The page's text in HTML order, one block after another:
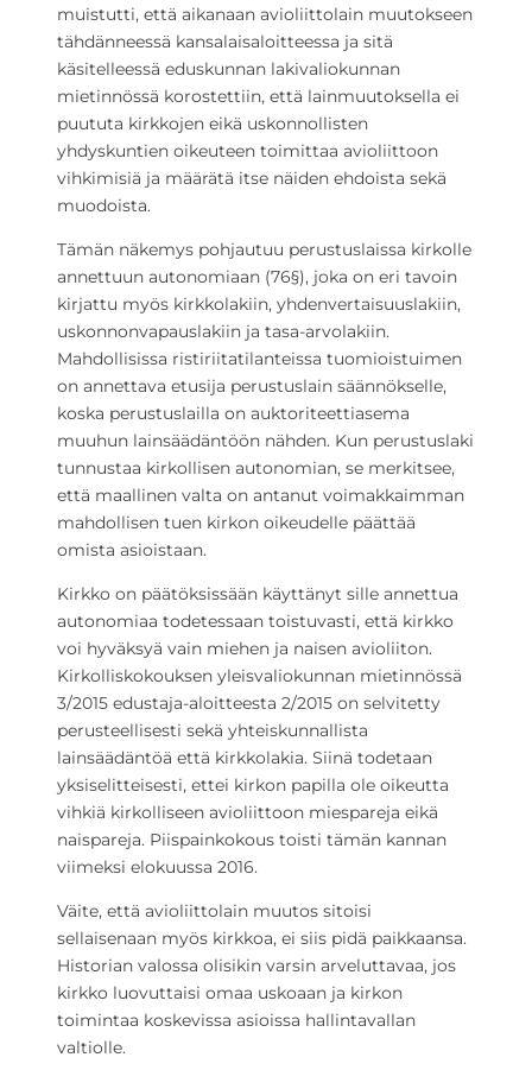
muistutti, että aikanaan avioliittolain muutokseen
tähdänneessä kansalaisaloitteessa ja sitä
käsitelleessä eduskunnan lakivaliokunnan
mietinnössä korostettiin, että lainmuutoksella ei
puututa kirkkojen eikä uskonnollisten
yhdyskuntien oikeuteen toimittaa avioliittoon
vihkimisiä ja määrätä itse näiden ehdoista sekä
muodoista.
Tämän näkemys pohjautuu perustuslaissa kirkolle
annettuun autonomiaan (76§), joka on eri tavoin
kirjattu myös kirkkolakiin, yhdenvertaisuuslakiin,
uskonnonvapauslakiin ja tasa-arvolakiin.
Mahdollisissa ristiriitatilanteissa tuomioistuimen
on annettava etusija perustuslain säännökselle,
koska perustuslailla on auktoriteettiasema
muuhun lainsäädäntöön nähden. Kun perustuslaki
tunnustaa kirkollisen autonomian, se merkitsee,
että maallinen valta on antanut voimakkaimman
mahdollisen tuen kirkon oikeudelle päättää
omista asioistaan.
Kirkko on päätöksissään käyttänyt sille annettua
autonomiaa todetessaan toistuvasti, että kirkko
voi hyväksyä vain miehen ja naisen avioliiton.
Kirkolliskokouksen yleisvaliokunnan mietinnössä
3/2015 edustaja-aloitteesta 2/2015 on selvitetty
perusteellisesti sekä yhteiskunnallista
lainsäädäntöä että kirkkolakia. Siinä todetaan
yksiselitteisesti, ettei kirkon papilla ole oikeutta
vihkiä kirkolliseen avioliittoon miespareja eikä
naispareja. Piispainkokous toisti tämän kannan
viimeksi elokuussa 2016.
Väite, että avioliittolain muutos sitoisi
sellaisenaan myös kirkkoa, ei siis pidä paikkaansa.
Historian valossa olisikin varsin arveluttavaa, jos
kirkko luovuttaisi omaa uskoaan ja kirkon
toimintaa koskevissa asioissa hallintavallan
valtiolle.